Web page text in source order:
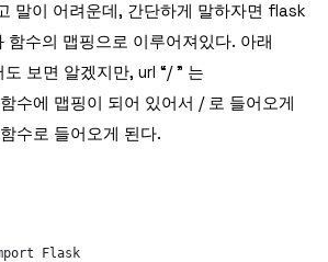
말이 어려운데, 간단하게 말하자면 flask
함수의 맵핑으로 이루어져있다. 아래
보면 알겠지만, url “/ ” 는
수에 맵핑이 되어 있어서 / 로 들어오게
수로 들어오게 된다.
Flask